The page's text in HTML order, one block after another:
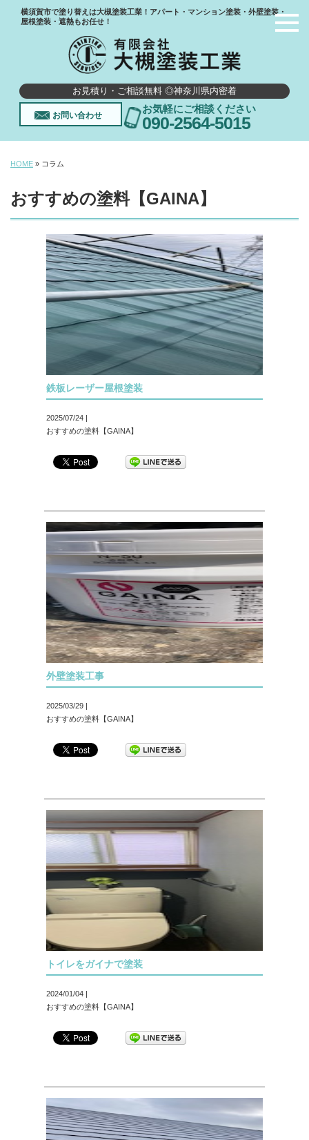
横須賀市で塗り替えは大槻塗装工業！アパート・マンション塗装・外壁塗装・
屋根塗装・遮熱もお任せ！
お見積り・ご相談無料 ◎神奈川県内密着
お問い合わせ
お気軽にご相談ください
090-2564-5015
HOME » コラム
おすすめの塗料【GAINA】
鉄板レーザー屋根塗装
2025/07/24 |
おすすめの塗料【GAINA】
外壁塗装工事
2025/03/29 |
おすすめの塗料【GAINA】
トイレをガイナで塗装
2024/01/04 |
おすすめの塗料【GAINA】